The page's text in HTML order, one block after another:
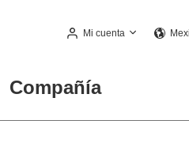
Mi cuenta
Compañía